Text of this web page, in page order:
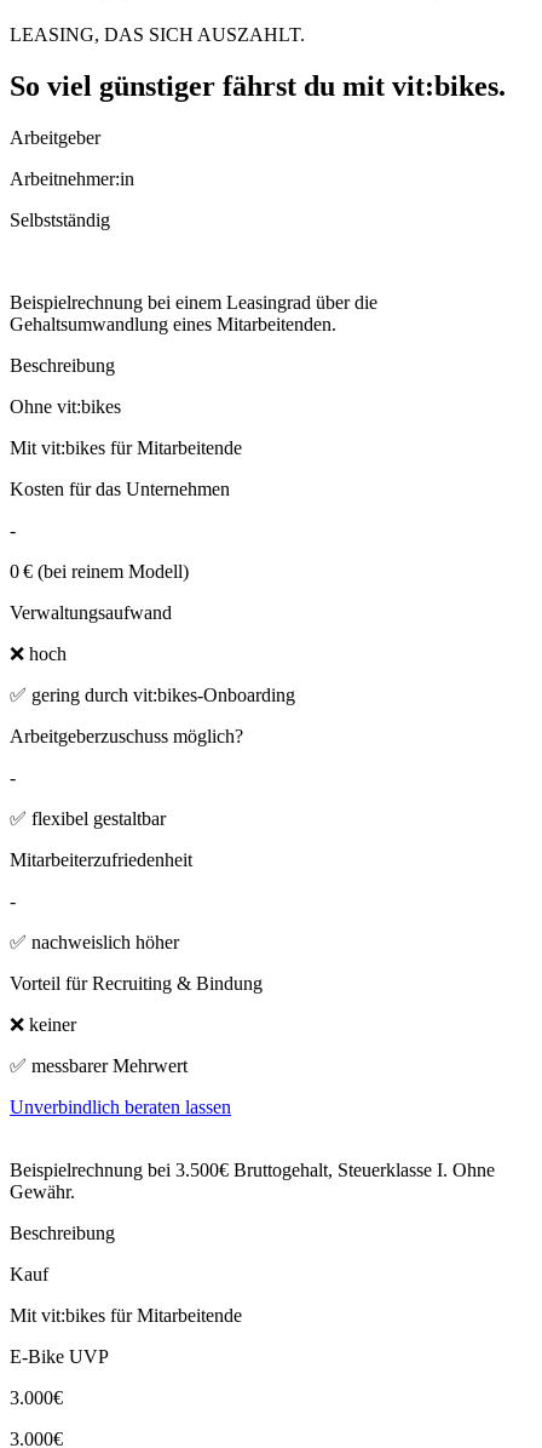
LEASING, DAS SICH AUSZAHLT.
So viel günstiger fährst du mit vit:bikes.
Arbeitgeber
Arbeitnehmer:in
Selbstständig
Beispielrechnung bei einem Leasingrad über die
Gehaltsumwandlung eines Mitarbeitenden.
Beschreibung
Ohne vit:bikes
Mit vit:bikes für Mitarbeitende
Kosten für das Unternehmen
-
0 € (bei reinem Modell)
Verwaltungsaufwand
❌ hoch
✅ gering durch vit:bikes-Onboarding
Arbeitgeberzuschuss möglich?
-
✅ flexibel gestaltbar
Mitarbeiterzufriedenheit
-
✅ nachweislich höher
Vorteil für Recruiting & Bindung
❌ keiner
✅ messbarer Mehrwert
Unverbindlich beraten lassen
Beispielrechnung bei 3.500€ Bruttogehalt, Steuerklasse I. Ohne
Gewähr.
Beschreibung
Kauf
Mit vit:bikes für Mitarbeitende
E-Bike UVP
3.000€
3.000€